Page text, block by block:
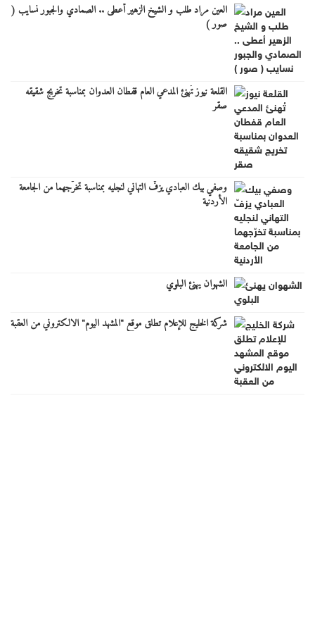
العين مراد طلب و الشيخ الزهير أعطى .. الصمادي والجبور نسايب (
صور )
القلعة نيوز تُهنئ المدعي العام قفطان العدوان بمناسبة تخريج شقيقه
صقر
وصفي بيك العبادي يزفّ التهاني لنجليه بمناسبة تخرّجهما من الجامعة
الأردنية
الشهوان يهنئ البلوي
شركة الخليج للإعلام تطلق موقع "المشهد اليوم" الالكتروني من العقبة